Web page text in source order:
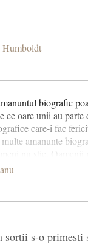
biografic
ce oare unii au
care-i fac
amanunte
nu stie. Oamenii
viata. Ca
sortii s-o primesti